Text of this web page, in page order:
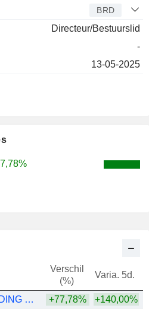
BRD
Directeur/Bestuurslid
-
13-05-2025
Verschil
(%)
Varia. 5d.
AVANCE GAS HOLDING LTD +77,78%
+140,00%